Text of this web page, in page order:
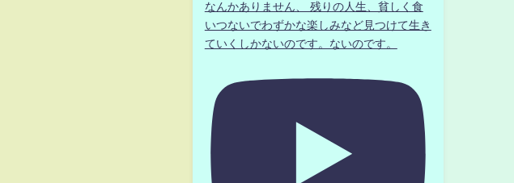
なんかありません、 残りの人生、貧しく食
いつないでわずかな楽しみなど見つけて生き
ていくしかないのです。ないのです。